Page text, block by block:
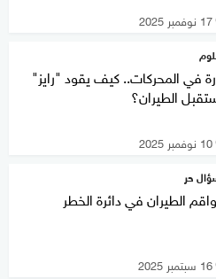
17 نوفمبر 2025
في المحركات.. كيف يقود "رايز"
الطيران؟
10 نوفمبر 2025
حر
الطيران في دائرة الخطر
16 سبتمبر 2025